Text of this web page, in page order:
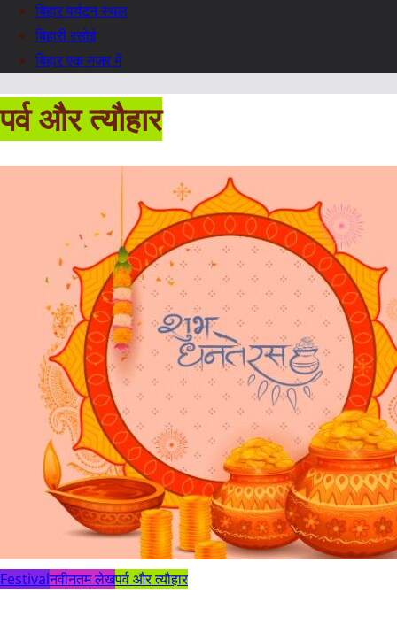
बिहार पर्यटन स्थल
बिहारी रसोई
बिहार एक नजर में
पर्व और त्यौहार
Festivalनवीनतम लेखपर्व और त्यौहार